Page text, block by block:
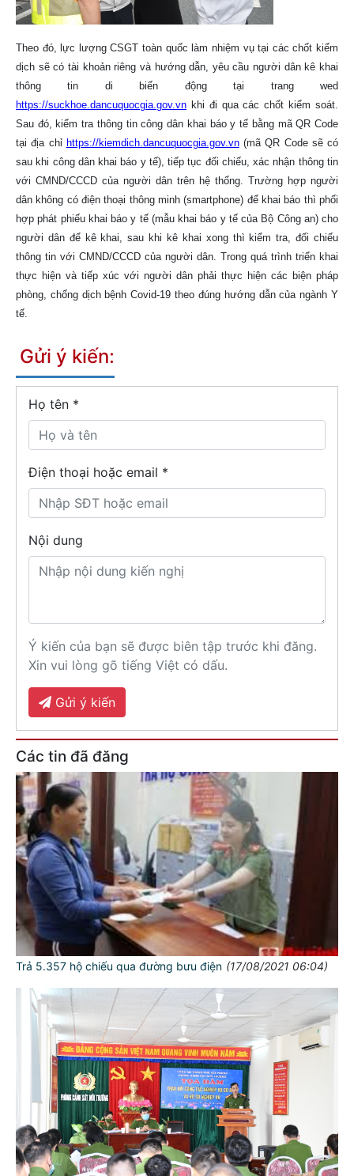
Theo đó, lực lượng CSGT toàn quốc làm nhiệm vụ tại các chốt kiểm
dịch sẽ có tài khoản riêng và hướng dẫn, yêu cầu người dân kê khai
thông tin di biến động tại trang wed
https://suckhoe.dancuquocgia.gov.vn khi đi qua các chốt kiểm soát.
Sau đó, kiểm tra thông tin công dân khai báo y tế bằng mã QR Code
tại địa chỉ https://kiemdich.dancuquocgia.gov.vn(mã QR Code sẽ có
sau khi công dân khai báo y tế), tiếp tục đối chiếu, xác nhận thông tin
với CMND/CCCD của người dân trên hệ thống. Trường hợp người
dân không có điện thoại thông minh (smartphone) để khai báo thì phối
hợp phát phiếu khai báo y tế (mẫu khai báo y tế của Bộ Công an) cho
người dân để kê khai, sau khi kê khai xong thì kiểm tra, đối chiếu
thông tin với CMND/CCCD của người dân. Trong quá trình triển khai
thực hiện và tiếp xúc với người dân phải thực hiện các biện pháp
phòng, chống dịch bệnh Covid-19 theo đúng hướng dẫn của ngành Y
tế.
Gửi ý kiến:
Họ tên *
Điện thoại hoặc email *
Nội dung
Ý kiến của bạn sẽ được biên tập trước khi đăng.
Xin vui lòng gõ tiếng Việt có dấu.
Gửi ý kiến
Các tin đã đăng
Trả 5.357 hộ chiếu qua đường bưu điện (17/08/2021 06:04)